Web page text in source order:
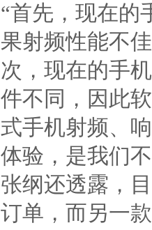
“首先，现在的
果射频性能不
次，现在的手
件不同，因此
式手机射频、
体验，是我们
张纲还透露，
订单，而另一